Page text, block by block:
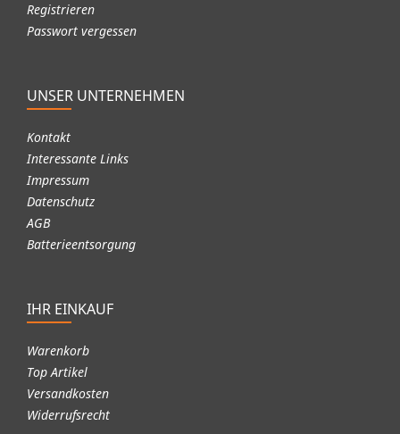
Registrieren
Passwort vergessen
UNSER UNTERNEHMEN
Kontakt
Interessante Links
Impressum
Datenschutz
AGB
Batterieentsorgung
IHR EINKAUF
Warenkorb
Top Artikel
Versandkosten
Widerrufsrecht